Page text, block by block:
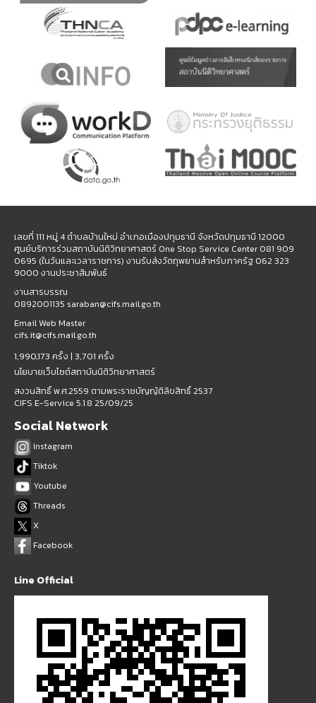
เลขที่ 111 หมู่ 4 ตำบลบ้านใหม่ อำเภอเมืองปทุมธานี จังหวัดปทุมธานี 12000
ศูนย์บริการร่วมสถาบันนิติวิทยาศาสตร์ One Stop Service Center 081 909
0695 (ในวันและเวลาราชการ) งานรับส่งวัตถุพยานสำหรับภาครัฐ 062 323
9000 งานประชาสัมพันธ์
งานสารบรรณ
0892001135 saraban@cifs.mail.go.th
Email Web Master
cifs.it@cifs.mail.go.th
1,990,173 ครั้ง | 3,701 ครั้ง
นโยบายเว็บไซต์สถาบันนิติวิทยาศาสตร์
สงวนสิทธิ์ พ.ศ.2559 ตามพระราชบัญญัติลิขสิทธิ์ 2537
CIFS E-Service 5.1.8 25/09/25
Social Network
Instagram
Tiktok
Youtube
Threads
X
Facebook
Line Official